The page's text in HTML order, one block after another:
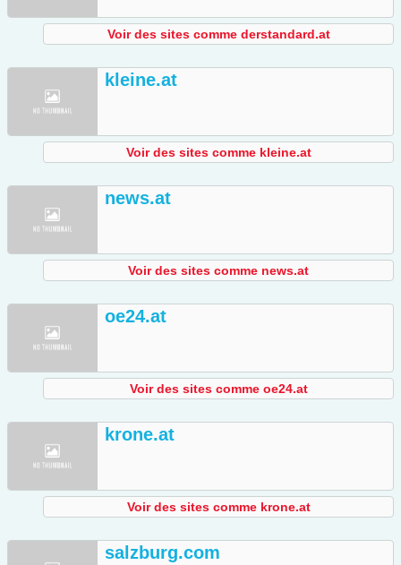
Voir des sites comme derstandard.at
kleine.at
Voir des sites comme kleine.at
news.at
Voir des sites comme news.at
oe24.at
Voir des sites comme oe24.at
krone.at
Voir des sites comme krone.at
salzburg.com